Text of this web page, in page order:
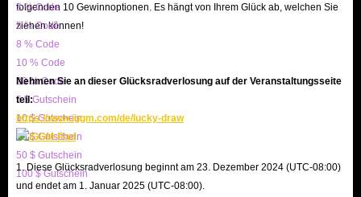
folgenden 10 Gewinnoptionen. Es hängt von Ihrem Glück ab, welchen Sie
ziehen können!
3 % Code
5 % Code
8 % Code
10 % Code
20 % Code
5 $ Gutschein
10 $ Gutschein
20 $ Gutschein
50 $ Gutschein
100 $ Gutschein
Nehmen Sie an dieser Glücksradverlosung auf der Veranstaltungsseite
teil:
https://www.iggm.com/de/lucky-draw
1. Diese Glücksradverlosung beginnt am 23. Dezember 2024 (UTC-08:00)
und endet am 1. Januar 2025 (UTC-08:00).